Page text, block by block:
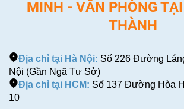
MINH - VĂN PHÒNG
THÀNH
Địa chỉ tại Hà Nội: Số 226 Đường
Nội (Gần Ngã Tư Sở)
Địa chỉ tại HCM: Số 137 Đường Hòa
10